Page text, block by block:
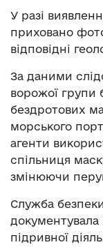
У разі
приховано
відповідні
За даними
ворожої групи
бездротових
морського
агенти
спільниця
змінюючи
Служба
документувала
підривної